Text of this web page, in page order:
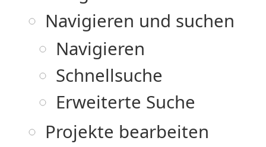
Navigieren und suchen
Navigieren
Schnellsuche
Erweiterte Suche
Projekte bearbeiten